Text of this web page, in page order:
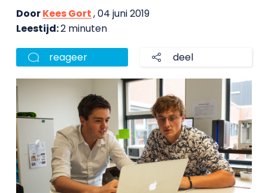
DoorKees Gort, 04 juni 2019
Leestijd:2 minuten
reageer deel